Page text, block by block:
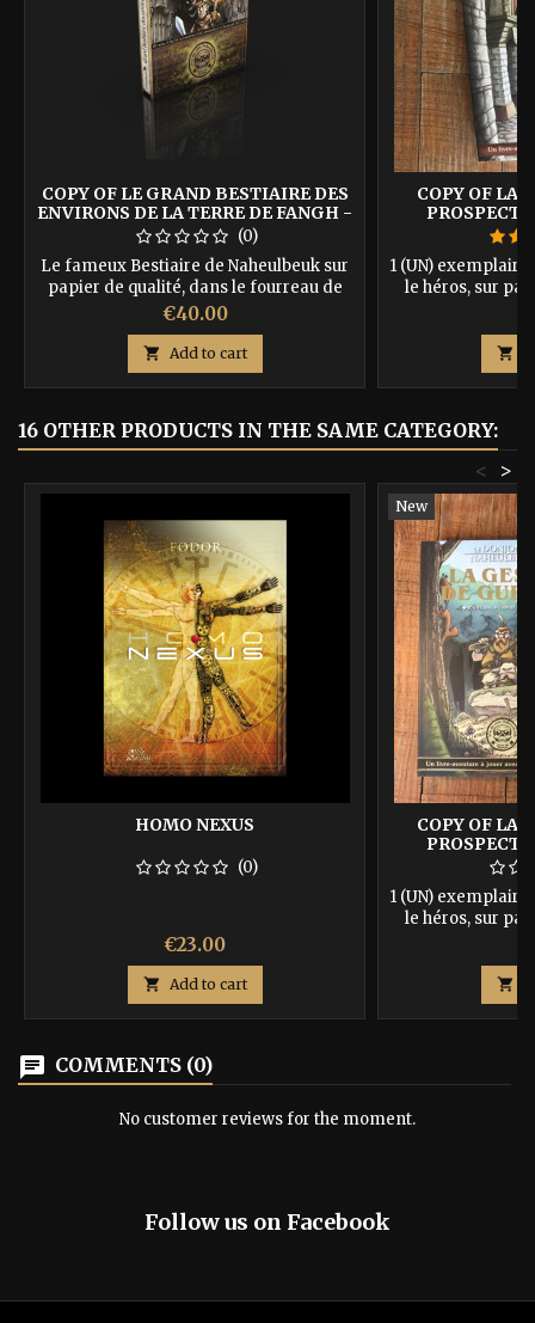
COPY OF LE GRAND BESTIAIRE DES
ENVIRONS DE LA TERRE DE FANGH -
NAHEULBEUK
(0)
Le fameux Bestiaire de Naheulbeuk sur
papier de qualité, dans le fourreau de
luxe. ISBN : 9782917730058
Price
€40.00
 Add to cart
COPY OF LA
1 (UN)
le héros, sur
recevrez en + 3
sauveront la vie,
de 3 dés

16 OTHER PRODUCTS IN THE SAME CATEGORY:
>
<
HOMO NEXUS
(0)
Price
€23.00
 Add to cart
New
COPY OF LA
1 (UN)
le héros, sur
recevrez en + 3
sauveront la vie,
de 3 dés

chat COMMENTS (0)
No customer reviews for the moment.
Follow us on Facebook